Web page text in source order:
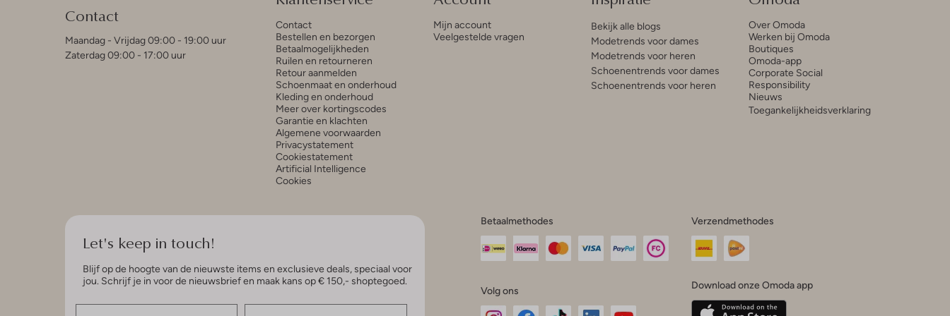
Contact
Maandag - Vrijdag 09:00 - 19:00 uur
Zaterdag 09:00 - 17:00 uur
Contact
Bestellen en bezorgen
Betaalmogelijkheden
Ruilen en retourneren
Retour aanmelden
Schoenmaat en onderhoud
Kleding en onderhoud
Meer over kortingscodes
Garantie en klachten
Algemene voorwaarden
Privacystatement
Cookiestatement
Artificial Intelligence
Cookies
Mijn account
Veelgestelde vragen
Bekijk alle blogs
Modetrends voor dames
Modetrends voor heren
Schoenentrends voor dames
Schoenentrends voor heren
Over Omoda
Werken bij Omoda
Boutiques
Omoda-app
Corporate Social
Responsibility
Nieuws
Toegankelijkheidsverklaring
Let's keep in touch!
Blijf op de hoogte van de nieuwste items en exclusieve deals, speciaal voor
jou. Schrijf je in voor de nieuwsbrief en maak kans op € 150,- shoptegoed.
Betaalmethodes
Volg ons
Verzendmethodes
Download onze Omoda app